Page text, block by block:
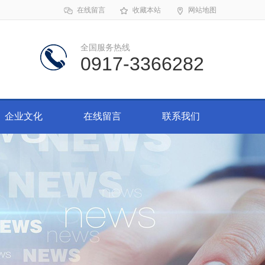
在线留言 收藏本站 网站地图
全国服务热线
0917-3366282
企业文化 在线留言 联系我们